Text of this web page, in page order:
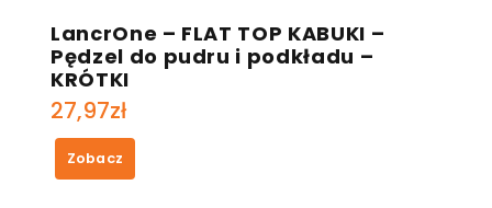
LancrOne – FLAT TOP KABUKI –
Pędzel do pudru i podkładu –
KRÓTKI
27,97zł
Zobacz